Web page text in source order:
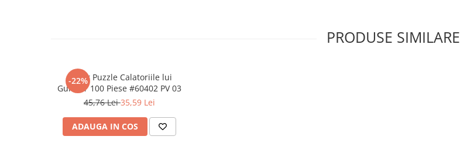
Senzatii/Thriller
SF & Fantasy
Teens Book Club
PRODUSE SIMILARE
-22%
Super Puzzle Calatoriile lui
Gulliver 100 Piese #60402 PV 03
45,76 Lei35,59 Lei
ADAUGA IN COS